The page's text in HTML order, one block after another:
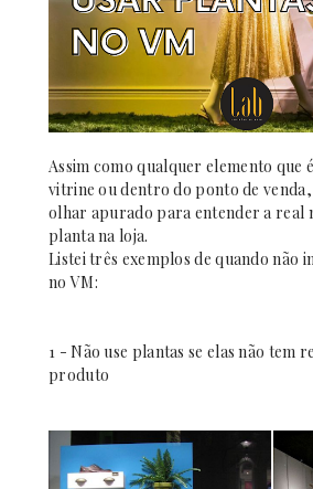
Assim como qualquer elemento que
vitrine ou dentro do ponto de
olhar apurado para entender a real
planta na loja.
Listei três exemplos de quando não
no VM:
1 - Não use plantas se elas não tem
produto